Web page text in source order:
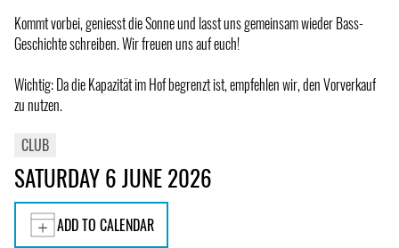
Kommt vorbei, geniesst die Sonne und lasst uns gemeinsam wieder Bass-
Geschichte schreiben. Wir freuen uns auf euch!
Wichtig: Da die Kapazität im Hof begrenzt ist, empfehlen wir, den Vorverkauf
zu nutzen.
CLUB
SATURDAY 6 JUNE 2026
ADD TO CALENDAR